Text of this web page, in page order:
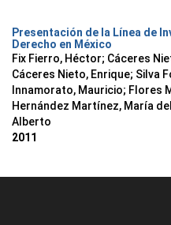
Presentación de la Línea de
Derecho en México
Fix Fierro, Héctor; Cáceres
Cáceres Nieto, Enrique; Silva
Innamorato, Mauricio; Flores
Hernández Martínez, María
Alberto
2011